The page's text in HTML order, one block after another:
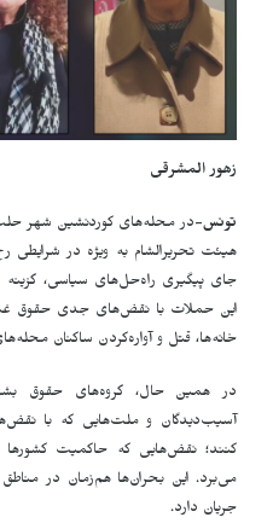
زهور المشرقی
تونس-در محله‌های کوردنشین شهر
هیئت تحریرالشام به ویژه در
جای پیگیری راه‌حل‌های سیاسی،
این حملات با نقض‌های جدی حقوق
خانه‌ها، قتل و آواره‌کردن ساکنان
در همین حال، گروه‌های حقوق
آسیب‌دیدگان و ملت‌هایی که با
کنند؛ نقض‌هایی که حاکمیت کشورها
می‌برد. این بحران‌ها هم‌زمان در
جریان دارد.